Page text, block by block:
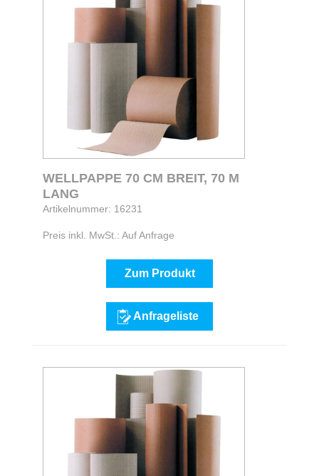
WELLPAPPE 70 CM BREIT, 70 M
LANG
Artikelnummer: 16231
Preis inkl. MwSt.: Auf Anfrage
Zum Produkt
Anfrageliste